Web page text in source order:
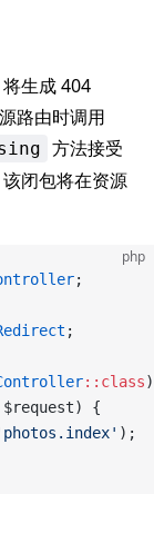
生成 404
路由时调用
方法接受
闭包将在资源
php
;
;
::class)
$request) {
);